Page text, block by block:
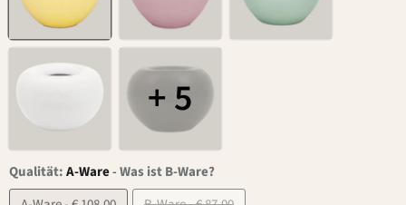
+ 5
Qualität:A-Ware-Was ist B-Ware?